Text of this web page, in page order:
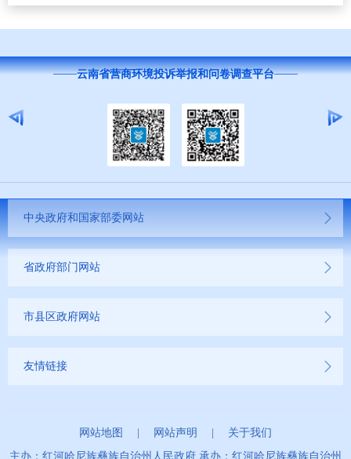
云南省营商环境投诉举报和问卷调查平台
中央政府和国家部委网站
省政府部门网站
市县区政府网站
友情链接
网站地图 网站声明
关于我们
主办：红河哈尼族彝族自治州人民政府 承办：红河哈尼族彝族自治州